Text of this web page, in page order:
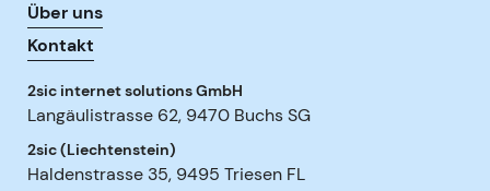
Über uns
Kontakt
2sic internet solutions GmbH
Langäulistrasse 62, 9470 Buchs SG
2sic (Liechtenstein)
Haldenstrasse 35, 9495 Triesen FL